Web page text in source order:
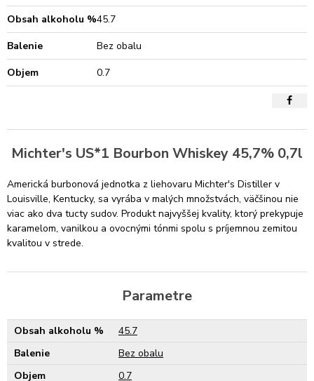
Obsah alkoholu %45.7
Balenie
Bez obalu
Objem
0.7
Michter's US*1 Bourbon Whiskey 45,7% 0,7l
Americká burbonová jednotka z liehovaru Michter's Distiller v
Louisville, Kentucky, sa vyrába v malých množstvách, väčšinou nie
viac ako dva tucty sudov. Produkt najvyššej kvality, ktorý prekypuje
karamelom, vanilkou a ovocnými tónmi spolu s príjemnou zemitou
kvalitou v strede.
Parametre
Obsah alkoholu %
45.7
Balenie
Bez obalu
Objem
0.7